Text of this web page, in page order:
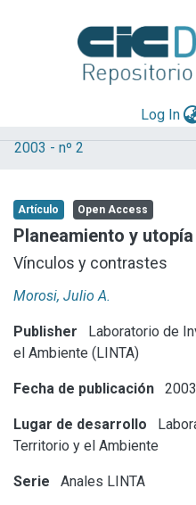
Log In
Explorar
Aportar material
Statistics
2003 - nº 2
Artículo Open Access
Planeamiento y utopía
Vínculos y contrastes
Morosi, Julio A.
Publisher
Laboratorio de
el Ambiente (LINTA)
Fecha de publicación 2003
Lugar de desarrollo
Territorio y el Ambiente
Serie Anales LINTA